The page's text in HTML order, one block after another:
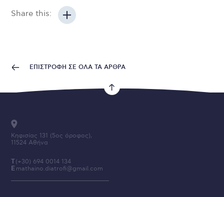
Share this:
ΕΠΙΣΤΡΟΦΗ ΣΕ ΟΛΑ ΤΑ ΑΡΘΡΑ
Κηφισίας 131 (5ος όροφος),
11524 Αθήνα
T (+30) 694 0014 134
E mathaino.diatrofi@gmail.com